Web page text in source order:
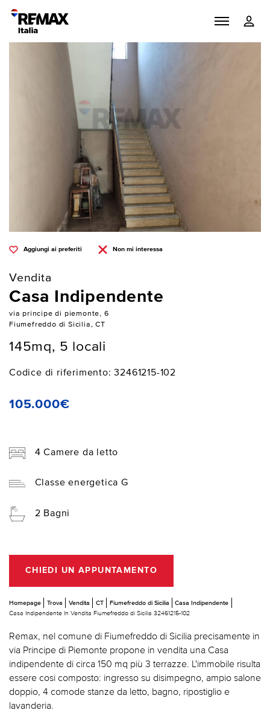
Aggiungi ai preferiti Non mi interessa
Vendita
Casa Indipendente
via principe di piemonte, 6
Fiumefreddo di Sicilia, CT
145mq, 5 locali
Codice di riferimento: 32461215-102
105.000€
4 Camere da letto
Classe energetica G
2 Bagni
CHIEDI UN APPUNTAMENTO
Homepage Trova Vendita CT Fiumefreddo di Sicilia
Casa Indipendente
Casa Indipendente In Vendita Fiumefreddo di Sicilia 32461215-102
Remax, nel comune di Fiumefreddo di Sicilia precisamente in
via Principe di Piemonte propone in vendita una Casa
indipendente di circa 150 mq più 3 terrazze. L'immobile risulta
essere cosi composto: ingresso su disimpegno, ampio salone
doppio, 4 comode stanze da letto, bagno, ripostiglio e
lavanderia.